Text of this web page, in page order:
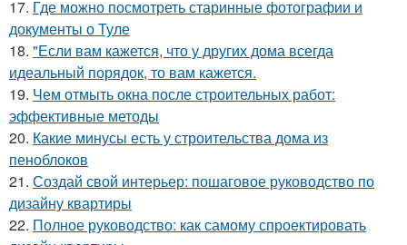
17. Где можно посмотреть старинные фотографии и
документы о Туле
18. "Если вам кажется, что у других дома всегда
идеальный порядок, то вам кажется.
19. Чем отмыть окна после строительных работ:
эффективные методы
20. Какие минусы есть у строительства дома из
пеноблоков
21. Создай свой интерьер: пошаговое руководство по
дизайну квартиры
22. Полное руководство: как самому спроектировать